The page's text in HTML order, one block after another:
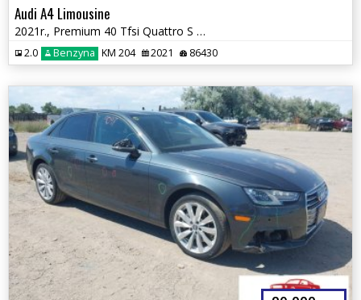
Audi A4 Limousine
2021r., Premium 40 Tfsi Quattro S Tronic, 2L, od ubezpieczalni
2.0 Benzyna KM 204 2021 86430